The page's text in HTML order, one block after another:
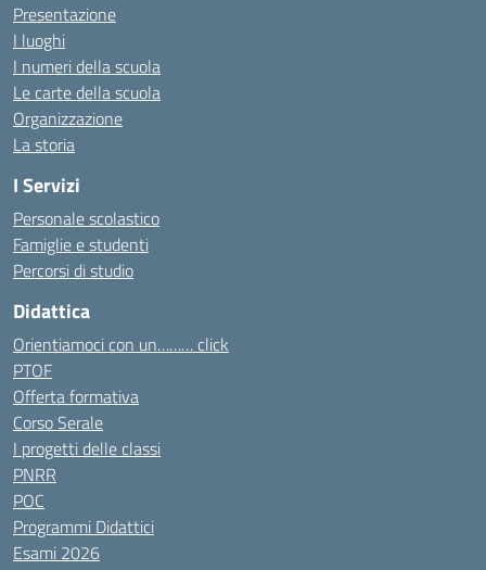
Presentazione
I luoghi
I numeri della scuola
Le carte della scuola
Organizzazione
La storia
I Servizi
Personale scolastico
Famiglie e studenti
Percorsi di studio
Didattica
Orientiamoci con un……… click
PTOF
Offerta formativa
Corso Serale
I progetti delle classi
PNRR
POC
Programmi Didattici
Esami 2026